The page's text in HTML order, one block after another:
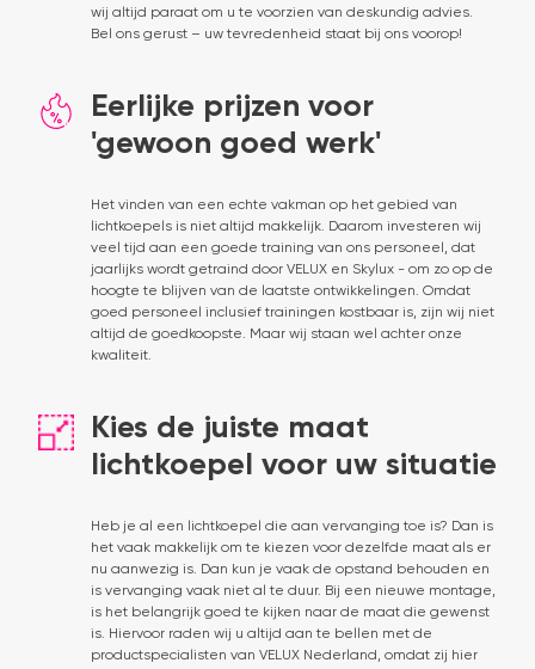
wij altijd paraat om u te voorzien van deskundig advies.
Bel ons gerust – uw tevredenheid staat bij ons voorop!
Eerlijke prijzen voor
'gewoon goed werk'
Het vinden van een echte vakman op het gebied van
lichtkoepels is niet altijd makkelijk. Daarom investeren wij
veel tijd aan een goede training van ons personeel, dat
jaarlijks wordt getraind door VELUX en Skylux - om zo op de
hoogte te blijven van de laatste ontwikkelingen. Omdat
goed personeel inclusief trainingen kostbaar is, zijn wij niet
altijd de goedkoopste. Maar wij staan wel achter onze
kwaliteit.
Kies de juiste maat
lichtkoepel voor uw situatie
Heb je al een lichtkoepel die aan vervanging toe is? Dan is
het vaak makkelijk om te kiezen voor dezelfde maat als er
nu aanwezig is. Dan kun je vaak de opstand behouden en
is vervanging vaak niet al te duur. Bij een nieuwe montage,
is het belangrijk goed te kijken naar de maat die gewenst
is. Hiervoor raden wij u altijd aan te bellen met de
productspecialisten van VELUX Nederland, omdat zij hier